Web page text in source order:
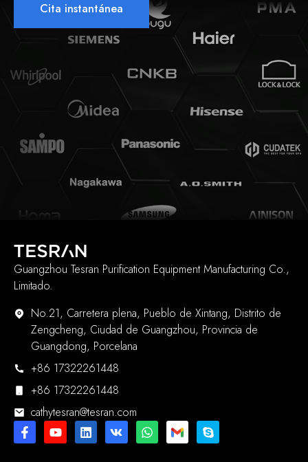
Cita instantánea
Guangzhou Tesran Purification Equipment Manufacturing Co.,
Limitado.
No.21, Carretera plena, Pueblo de Xintang, Distrito de
Zengcheng, Ciudad de Guangzhou, Provincia de
Guangdong, Porcelana
+86 17322261448
+86 17322261448
cathytesran@tesran.com